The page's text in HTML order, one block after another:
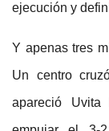
ejecución y
Y apenas tres
Un centro
apareció